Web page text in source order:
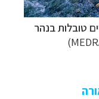
טובלות בנהר